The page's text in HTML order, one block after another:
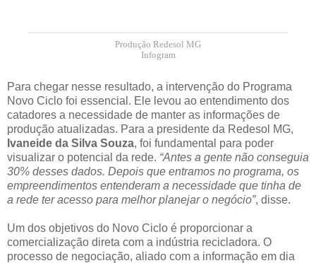
Produção Redesol MG
Infogram
Para chegar nesse resultado, a intervenção do Programa
Novo Ciclo foi essencial. Ele levou ao entendimento dos
catadores a necessidade de manter as informações de
produção atualizadas. Para a presidente da Redesol MG,
Ivaneide da Silva Souza, foi fundamental para poder
visualizar o potencial da rede. “Antes a gente não conseguia
30% desses dados. Depois que entramos no programa, os
empreendimentos entenderam a necessidade que tinha de
a rede ter acesso para melhor planejar o negócio”, disse.
Um dos objetivos do Novo Ciclo é proporcionar a
comercialização direta com a indústria recicladora. O
processo de negociação, aliado com a informação em dia